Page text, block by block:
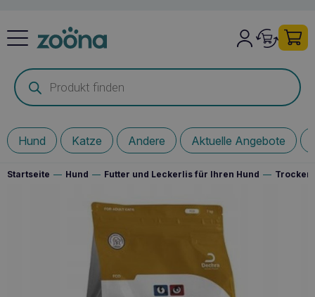
Products
search
Hund Katze Andere Aktuelle Angebote
Startseite — Hund — Futter und Leckerlis für Ihren Hund —